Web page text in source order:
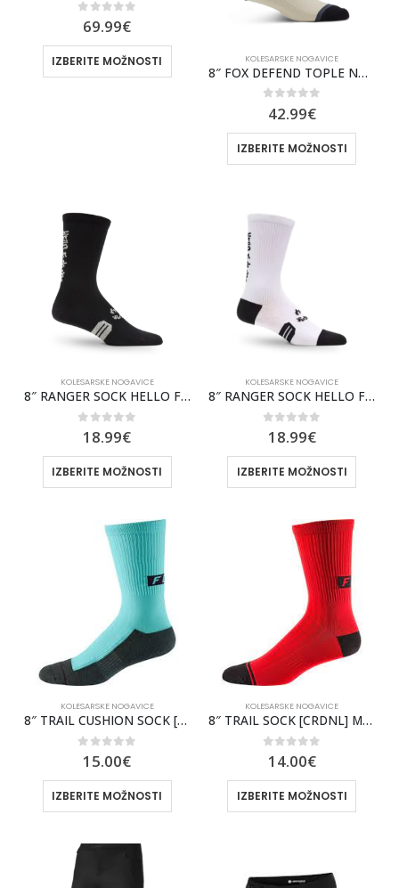
0out of 5
69.99€
IZBERITE MOŽNOSTI KOLESARSKE NOGAVICE
8″ FOX DEFEND TOPLE NOGAVICE [CRM]
out of 5
42.99€
IZBERITE MOŽNOSTI
KOLESARSKE NOGAVICE
8″ RANGER SOCK HELLO FUTURE [BLK] SP25 MTB
0out of 5
18.99€
IZBERITE MOŽNOSTI
KOLESARSKE NOGAVICE
8″ RANGER SOCK HELLO FUTURE [WHITE]
0out of 5
18.99€
IZBERITE MOŽNOSTI
KOLESARSKE NOGAVICE
8″ TRAIL CUSHION SOCK [AQU], MTB
0out of 5
15.00€
IZBERITE MOŽNOSTI
KOLESARSKE NOGAVICE
8″ TRAIL SOCK [CRDNL] MTB
0out of 5
14.00€
IZBERITE MOŽNOSTI